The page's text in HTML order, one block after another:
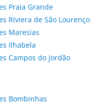
Praia Grande
Riviera de São Lourenço
Maresias
Ilhabela
Campos do Jordão
Bombinhas